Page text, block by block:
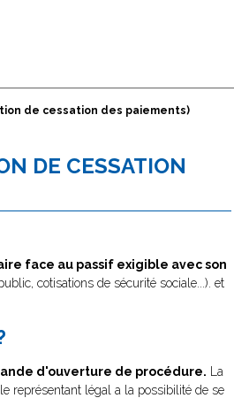
de cessation des paiements)
DE CESSATION
face au passif exigible avec son
cotisations de sécurité sociale...). et
d'ouverture de procédure. La
représentant légal a la possibilité de se